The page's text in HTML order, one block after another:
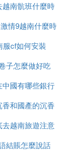
越南骯班什麼時
候能正常
情9越南什麼時
候上映
服cf如何安裝
子怎麼做好吃
中國有哪些銀行
香和國產的沉香
什麼區別
去越南旅遊注意
什麼
結賬怎麼說話